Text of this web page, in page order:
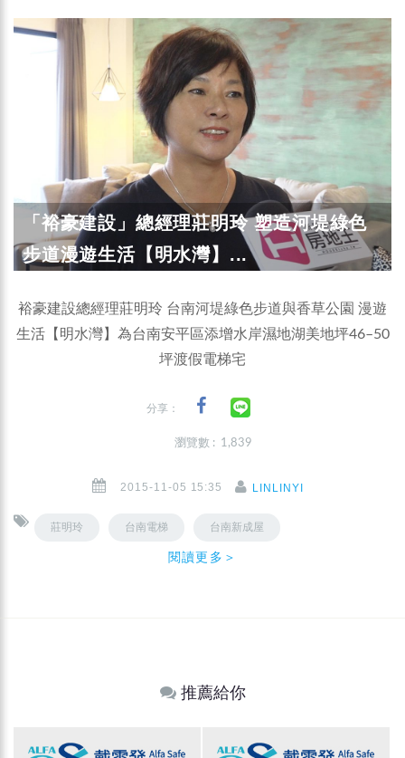
「裕豪建設」總經理莊明玲 塑造河堤綠色
步道漫遊生活【明水灣】...
裕豪建設總經理莊明玲 台南河堤綠色步道與香草公園 漫遊
生活【明水灣】為台南安平區添增水岸濕地湖美地坪46–50
坪渡假電梯宅
分享：
瀏覽數 : 1,839
2015-11-05 15:35 LINLINYI
莊明玲 台南電梯 台南新成屋
閱讀更多＞
推薦給你